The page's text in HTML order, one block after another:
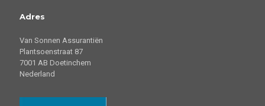
Adres
Van Sonnen Assurantiën
Plantsoenstraat 87
7001 AB Doetinchem
Nederland